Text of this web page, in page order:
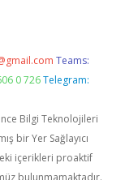
Teams:
0 726 Telegram:
Bilgi Teknolojileri
bir Yer Sağlayıcı
içerikleri proaktif
bulunmamaktadır.